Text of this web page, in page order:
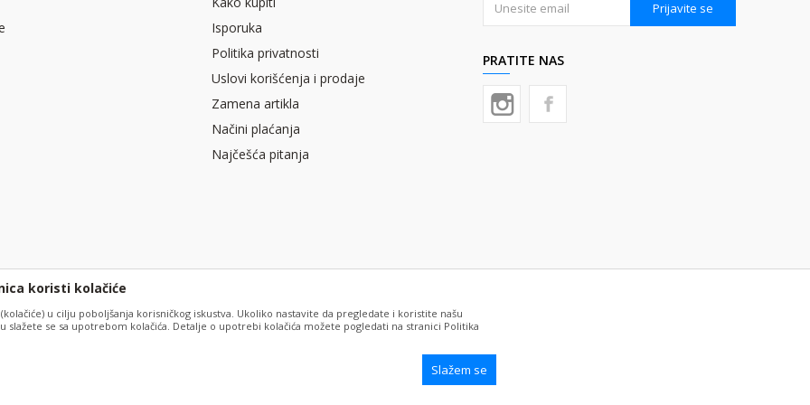
Isporuka
Politika privatnosti
Uslovi korišćenja i prodaje
Zamena artikla
Načini plaćanja
Najčešća pitanja
Prijavite se
PRATITE NAS
koristi kolačiće
u cilju poboljšanja korisničkog iskustva. Ukoliko nastavite da pregledate i koristite našu
slažete se sa upotrebom kolačića. Detalje o upotrebi kolačića možete pogledati na stranici Politika
Slažem se